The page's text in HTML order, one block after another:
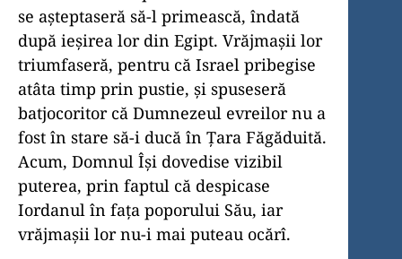
se așteptaseră să-l primească, îndată
după ieșirea lor din Egipt. Vrăjmașii lor
triumfaseră, pentru că Israel pribegise
atâta timp prin pustie, și spuseseră
batjocoritor că Dumnezeul evreilor nu a
fost în stare să-i ducă în Țara Făgăduită.
Acum, Domnul Își dovedise vizibil
puterea, prin faptul că despicase
Iordanul în fața poporului Său, iar
vrăjmașii lor nu-i mai puteau ocărî.